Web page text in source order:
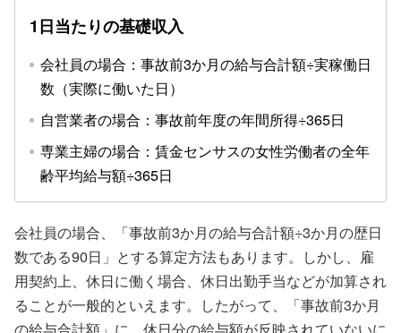
1日当たりの基礎収入
会社員の場合：事故前3か月の給与合計額÷実稼働日
数（実際に働いた日）
自営業者の場合：事故前年度の年間所得÷365日
専業主婦の場合：賃金センサスの女性労働者の全年
齢平均給与額÷365日
会社員の場合、「事故前3か月の給与合計額÷3か月の歴日
数である90日」とする算定方法もあります。しかし、雇
用契約上、休日に働く場合、休日出勤手当などが加算され
ることが一般的といえます。したがって、「事故前3か月
の給与合計額」に、休日分の給与額が反映されていないに